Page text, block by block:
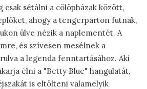
csak sétálni a cölöpházak között,
ahogy a tengerparton futnak,
ülve nézik a naplementét. A
és szívesen mesélnek a
a legenda fenntartásához. Aki
élni a "Betty Blue" hangulatát,
is eltölteni valamelyik